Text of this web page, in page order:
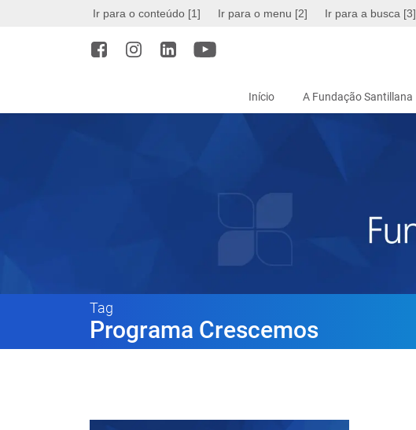
Ir para o conteúdo [1] Ir para o menu [2] Ir para a busca [3]
Início A Fundação Santillana
Tag
Programa Crescemos